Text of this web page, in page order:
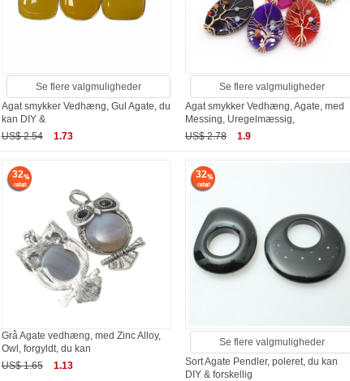
Se flere valgmuligheder
Agat smykker Vedhæng, Gul Agate, du
kan DIY &
US$ 2.54
1.73
Se flere valgmuligheder
Agat smykker Vedhæng, Agate, med
Messing, Uregelmæssig,
US$ 2.78
1.9
32
Grå Agate vedhæng, med Zinc Alloy,
Owl, forgyldt, du kan
US$ 1.65
1.13
32
Se flere valgmuligheder
Sort Agate Pendler, poleret, du kan
DIY & forskellig